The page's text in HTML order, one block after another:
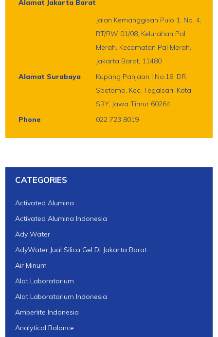
Alamat Jakarta Barat
Jalan Kemanggisan Pulo 1, No. 4,
RT/RW 01/08, Kelurahan Pal
Merah, Kecamatan Pal Merah,
Jakarta Barat, 11480
Alamat Surabaya
Kupang Panjaan I No.18, DR.
Soetomo, Kec. Tegalsari, Kota
SBY, Jawa Timur 60264
Phone
022 723 8019
CATEGORIES
Activated Alumina
Activated Alumina Indonesia
Ady Water
AdyWater:Jual Silica Gel Di Jakarta Barat
Air Minum
Alat Laboratorium
Alat Laboratorium Indonesia
Amberlite Indonesia
Analytical Balance